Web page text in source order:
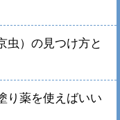
虫）の見つけ方と
り薬を使えばいい